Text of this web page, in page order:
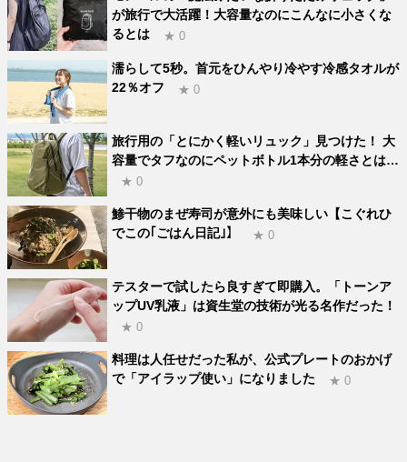
が旅行で大活躍！大容量なのにこんなに小さくな
るとは
★ 0
濡らして5秒。首元をひんやり冷やす冷感タオルが
22％オフ
★ 0
旅行用の「とにかく軽いリュック」見つけた！ 大
容量でタフなのにペットボトル1本分の軽さとは…
★ 0
鯵干物のまぜ寿司が意外にも美味しい【こぐれひ
でこの｢ごはん日記｣】
★ 0
テスターで試したら良すぎて即購入。「トーンア
ップUV乳液」は資生堂の技術が光る名作だった！
★ 0
料理は人任せだった私が、公式プレートのおかげ
で「アイラップ使い」になりました
★ 0